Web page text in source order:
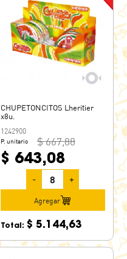
CHUPETONCITOS Lheritier
x8u.
1242900
P. unitario $ 667,88
$ 643,08
- +
Agregar
Total: $ 5.144,63